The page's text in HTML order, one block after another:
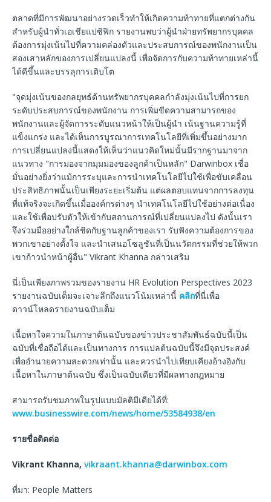
ตลาดที่มีการพัฒนาอย่างรวดเร็วทำให้เกิดความท้าทายที่แตกต่างกัน
สำหรับผู้นำทั่วเอเชียแปซิฟิก รายงานพบว่าผู้นำฝ่ายทรัพยากรบุคคล
ต้องการมุ่งเน้นไปที่ความคล่องตัวและประสบการณ์ของพนักงานเป็น
สองเสาหลักของการเปลี่ยนแปลงนี้ เพื่อจัดการกับความท้าทายเหล่านี้
ได้ดีขึ้นและบรรลุการเติบโต
"จุดมุ่งเน้นของกลยุทธ์ด้านทรัพยากรบุคคลกำลังมุ่งเน้นไปที่การยก
ระดับประสบการณ์ของพนักงาน การเพิ่มขีดความสามารถของ
พนักงานและผู้จัดการระดับแนวหน้าให้เป็นผู้นำ เน้นฐานความรู้ที่
แข็งแกร่ง และได้เห็นการบูรณาการเทคโนโลยีที่เพิ่มขึ้นอย่างมาก
การเปลี่ยนแปลงนี้แสดงให้เห็นว่าแนวคิดใหม่นั้นมีรากฐานมาจาก
แนวทาง "การมองจากมุมมองของลูกค้าเป็นหลัก" Darwinbox เชื่อ
มั่นอย่างยิ่งว่าแม้การระบุและการนำเทคโนโลยีไปใช้เพื่อขับเคลื่อน
ประสิทธิภาพนั้นเป็นเพียงระยะเริ่มต้น แต่ผลตอบแทนจากการลงทุน
ที่แท้จริงจะเกิดขึ้นเมื่อองค์กรต่างๆ นำเทคโนโลยีไปใช้อย่างต่อเนื่อง
และใช้เพื่อปรับตัวให้เข้ากับสถานการณ์ที่เปลี่ยนแปลงไป ดังนั้นเรา
จึงร่วมมืออย่างใกล้ชิดกับฐานลูกค้าของเรา รับฟังความต้องการของ
พวกเขาอย่างตั้งใจ และนำเสนอโซลูชันที่เป็นนวัตกรรมที่ช่วยให้พวก
เขาก้าวนำหน้าผู้อื่น" Vikrant Khanna กล่าวเสริม
นี่เป็นเพียงภาพรวมของรายงาน HR Evolution Perspectives 2023
รายงานฉบับเต็มจะเจาะลึกถึงแนวโน้มเหล่านี้ คลิกที่นี่เพื่อ
ดาวน์โหลดรายงานฉบับเต็ม
เนื้อหาใจความในภาษาต้นฉบับของข่าวประชาสัมพันธ์ฉบับนี้เป็น
ฉบับที่เชื่อถือได้และเป็นทางการ การแปลต้นฉบับนี้จึงมีจุดประสงค์
เพื่ออำนวยความสะดวกเท่านั้น และควรนำไปเทียบเคียงอ้างอิงกับ
เนื้อหาในภาษาต้นฉบับ ซึ่งเป็นฉบับเดียวที่มีผลทางกฎหมาย
สามารถรับชมภาพในรูปแบบมัลติมีเดียได้ที่:
www.businesswire.com/news/home/53584938/en
รายชื่อติดต่อ
Vikrant Khanna, vikraant.khanna@darwinbox.com
ที่มา: People Matters